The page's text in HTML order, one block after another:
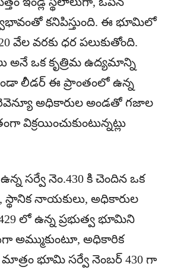
కనిపిస్తుంది. ఈ భూమిలో
వేల వరకు ధర పలుకుతోంది.
అనే ఒక కృత్రిమ ఉద్యమాన్ని
లీడర్ ఈ ప్రాంతంలో ఉన్న
అధికారుల అండతో గజాల
విక్రయించుకుంటున్నట్లు
సర్వే నెం.430 కి చెందిన ఒక
స్థానిక నాయకులు, అధికారుల
లో ఉన్న ప్రభుత్వ భూమిని
అమ్ముకుంటూ, అధికారిక
మాత్రం భూమి సర్వే నెంబర్ 430 గా